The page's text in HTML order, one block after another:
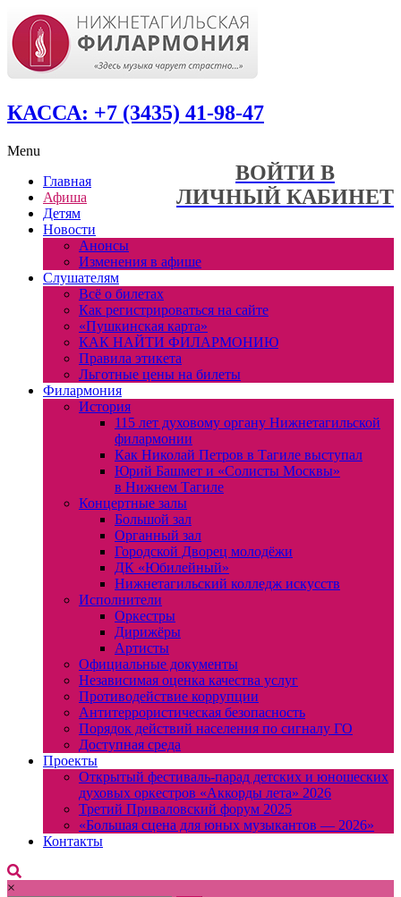
КАССА: +7 (3435) 41-98-47
ВОЙТИ В
ЛИЧНЫЙ КАБИНЕТ
Menu
Главная
Афиша
Детям
Новости
Анонсы
Изменения в афише
Слушателям
Всё о билетах
Как регистрироваться на сайте
«Пушкинская карта»
КАК НАЙТИ ФИЛАРМОНИЮ
Правила этикета
Льготные цены на билеты
Филармония
История
115 лет духовому органу Нижнетагильской
филармонии
Как Николай Петров в Тагиле выступал
Юрий Башмет и «Солисты Москвы»
в Нижнем Тагиле
Концертные залы
Большой зал
Органный зал
Городской Дворец молодёжи
ДК «Юбилейный»
Нижнетагильский колледж искусств
Исполнители
Оркестры
Дирижёры
Артисты
Официальные документы
Независимая оценка качества услуг
Противодействие коррупции
Антитеррористическая безопасность
Порядок действий населения по сигналу ГО
Доступная среда
Проекты
Открытый фестиваль-парад детских и юношеских
духовых оркестров «Аккорды лета» 2026
Третий Приваловский форум 2025
«Большая сцена для юных музыкантов — 2026»
Контакты
×